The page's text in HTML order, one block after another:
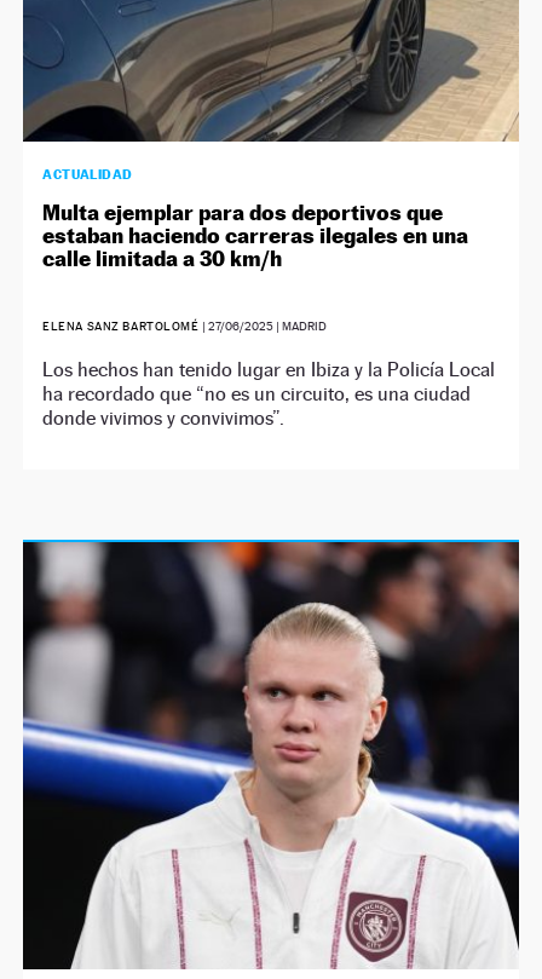
ACTUALIDAD
Multa ejemplar para dos deportivos que
estaban haciendo carreras ilegales en una
calle limitada a 30 km/h
ELENA SANZ BARTOLOMÉ | 27/06/2025| MADRID
Los hechos han tenido lugar en Ibiza y la Policía Local
ha recordado que “no es un circuito, es una ciudad
donde vivimos y convivimos”.